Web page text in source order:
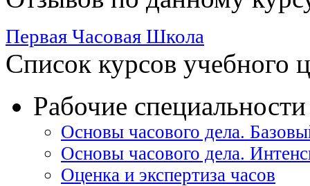
Первая Часовая Школа
Список курсов учебного
Рабочие
Основы часового дела.
Основы часового дела.
Оценка и экспертиза часов